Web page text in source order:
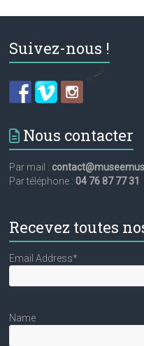
Suivez-nous !
Nous contacter
Par mail :
Par téléphone :04 76 87 77 31
Recevez toutes
Email Address*
Name